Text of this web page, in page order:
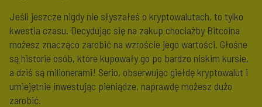
Jeśli jeszcze nigdy nie słyszałeś o kryptowalutach, to tylko
kwestia czasu. Decydując się na zakup chociażby Bitcoina
możesz znacząco zarobić na wzroście jego wartości. Głośne
są historie osób, które kupowały go po bardzo niskim kursie,
a dziś są milionerami! Serio, obserwując giełdę kryptowalut i
umiejętnie inwestując pieniądze, naprawdę możesz dużo
zarobić.